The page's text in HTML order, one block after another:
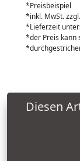
*Preisbeispiel
*inkl. MwSt.
*Lieferzeit
*der Preis kann